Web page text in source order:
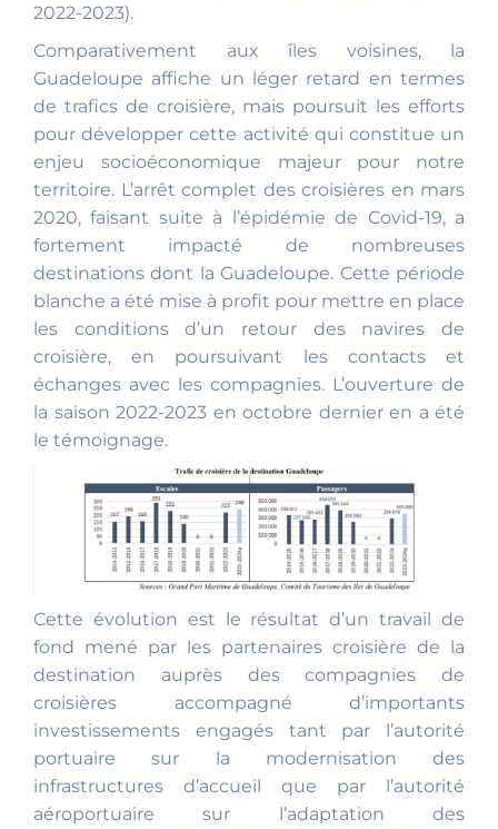
2022-2023).
Comparativement aux îles voisines, la
Guadeloupe affiche un léger retard en termes
de trafics de croisière, mais poursuit les efforts
pour développer cette activité qui constitue un
enjeu socioéconomique majeur pour notre
territoire. L’arrêt complet des croisières en mars
2020, faisant suite à l’épidémie de Covid-19, a
fortement impacté de nombreuses
destinations dont la Guadeloupe. Cette période
blanche a été mise à profit pour mettre en place
les conditions d’un retour des navires de
croisière, en poursuivant les contacts et
échanges avec les compagnies. L’ouverture de
la saison 2022-2023 en octobre dernier en a été
le témoignage.
Cette évolution est le résultat d’un travail de
fond mené par les partenaires croisière de la
destination auprès des compagnies de
croisières accompagné d’importants
investissements engagés tant par l’autorité
portuaire sur la modernisation des
infrastructures d’accueil que par l’autorité
aéroportuaire sur l’adaptation des